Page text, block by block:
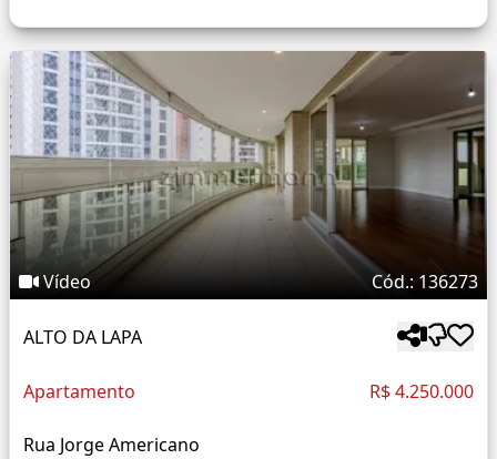
Vídeo Cód.: 136273
ALTO DA LAPA
Apartamento R$ 4.250.000
Rua Jorge Americano